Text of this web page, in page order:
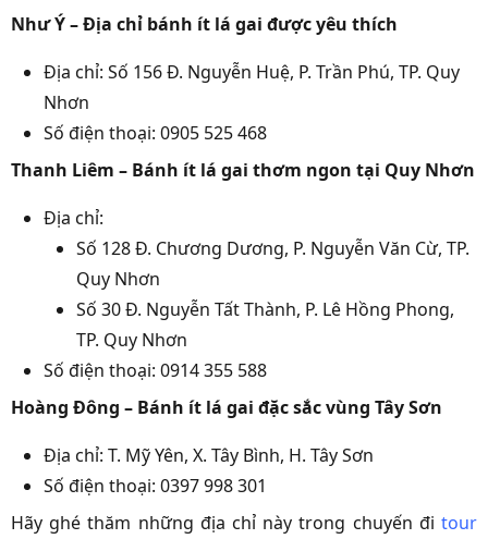
Như Ý – Địa chỉ bánh ít lá gai được yêu thích
Địa chỉ: Số 156 Đ. Nguyễn Huệ, P. Trần Phú, TP. Quy
Nhơn
Số điện thoại: 0905 525 468
Thanh Liêm – Bánh ít lá gai thơm ngon tại Quy Nhơn
Địa chỉ:
Số 128 Đ. Chương Dương, P. Nguyễn Văn Cừ, TP.
Quy Nhơn
Số 30 Đ. Nguyễn Tất Thành, P. Lê Hồng Phong,
TP. Quy Nhơn
Số điện thoại: 0914 355 588
Hoàng Đông – Bánh ít lá gai đặc sắc vùng Tây Sơn
Địa chỉ: T. Mỹ Yên, X. Tây Bình, H. Tây Sơn
Số điện thoại: 0397 998 301
Hãy ghé thăm những địa chỉ này trong chuyến đi tour